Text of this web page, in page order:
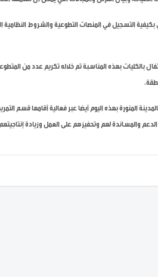
التسجيل في المنصات التطوعية والشروط النظامية
بالكليات بهذه المناسبة تم خلاله تكريم عدد من
المنورة بهذه اليوم أيضا عبر فعالية أقامها قسم
والمساندة لهم وتحفيزهم على العمل وزيادة